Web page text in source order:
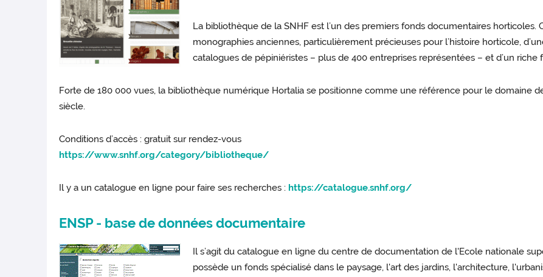
La bibliothèque de la SNHF est l’un des premiers fonds documentaires
monographies anciennes, particulièrement précieuses pour l’histoire horticole,
catalogues de pépiniéristes – plus de 400 entreprises représentées – et d’un riche
Forte de 180 000 vues, la bibliothèque numérique Hortalia se positionne comme une référence pour le domaine
siècle.
Conditions d’accès : gratuit sur rendez-vous
https://www.snhf.org/category/bibliotheque/
Il y a un catalogue en ligne pour faire ses recherches : https://catalogue.snhf.org/
ENSP - base de données documentaire
Il s’agit du catalogue en ligne du centre de documentation de l'Ecole nationale
possède un fonds spécialisé dans le paysage, l'art des jardins, l'architecture,